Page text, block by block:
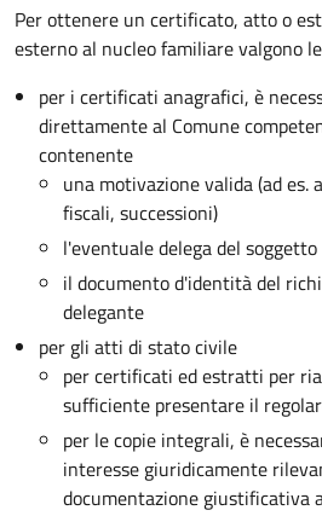
Per ottenere un certificato, atto o
esterno al nucleo familiare valgono
per i certificati anagrafici, è
direttamente al Comune
contenente
una motivazione valida (ad es.
fiscali, successioni)
l'eventuale delega del
il documento d'identità del
delegante
per gli atti di stato civile
per certificati ed estratti per
sufficiente presentare il
per le copie integrali, è
interesse giuridicamente
documentazione giustificativa